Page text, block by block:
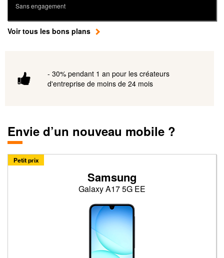
Sans engagement
Voir tous les bons plans
- 30% pendant 1 an pour les créateurs
d'entreprise de moins de 24 mois
Envie d’un nouveau mobile ?
Petit prix
Samsung
Galaxy A17 5G EE